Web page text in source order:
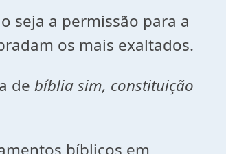
seja a permissão para a
os mais exaltados.
de bíblia sim, constituição
bíblicos em